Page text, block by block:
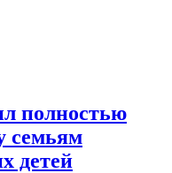
полностью
семьям
детей